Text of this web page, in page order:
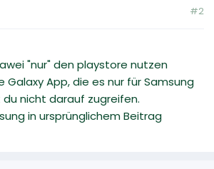
#2
"nur" den playstore nutzen
Galaxy App, die es nur für Samsung
nicht darauf zugreifen.
in ursprünglichem Beitrag